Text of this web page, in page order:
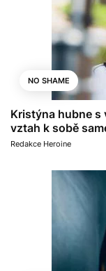
NO SHAME
Kristýna hubne s
vztah k sobě
Redakce Heroine